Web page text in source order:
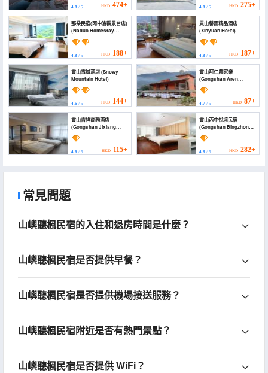
4.8 / 5 HKD 474+ 4.8/ 5 HKD 275+
那朵民宿(丙中洛觀景台店)
(Naduo Homestay
(Bingzhongluo
Observation Deck))
4.8 / 5 HKD 188+
貢山馨園精品酒店
(Xinyuan Hotel)
4.8/ 5 HKD 187+
貢山雪域酒店 (Snowy
Mountain Hotel)
4.6 / 5 HKD 144+
貢山阿仁農家樂
(Gongshan Aren
Farmhouse)
4.7/ 5 HKD 87+
貢山吉祥商務酒店
(Gongshan Jixiang
Business Hotel)
4.6 / 5 HKD 115+
貢山丙中悅境民宿
(Gongshan Bingzhong
Yuejing Homestay)
4.8/ 5 HKD 282+
常見問題
山嶼聽楓民宿的入住和退房時間是什麼？
山嶼聽楓民宿是否提供早餐？
山嶼聽楓民宿是否提供機場接送服務？
山嶼聽楓民宿附近是否有熱門景點？
山嶼聽楓民宿是否提供 WiFi？